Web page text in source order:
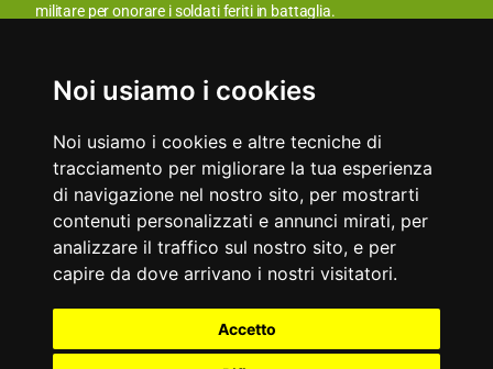
Noi usiamo i cookies
Noi usiamo i cookies e altre tecniche di
tracciamento per migliorare la tua esperienza
di navigazione nel nostro sito, per mostrarti
contenuti personalizzati e annunci mirati, per
analizzare il traffico sul nostro sito, e per
capire da dove arrivano i nostri visitatori.
Accetto
militare per onorare i soldati feriti in battaglia.
posto da cercare fuori perché non è dove vai, lo trovi dentro,
quando senti nella tua vita di far parte di qualcosa. E se lo trovi
Anonimo
Honoré De Balzac
Partner
NewComdiritti
Part. IVA
02327310542
Copyright